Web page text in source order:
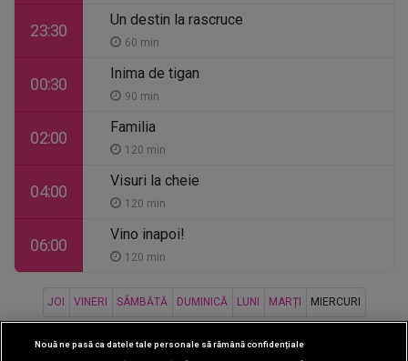
23:30
Un destin la rascruce
60 min
00:30
Inima de tigan
90 min
02:00
Familia
120 min
04:00
Visuri la cheie
120 min
06:00
Vino inapoi!
120 min
JOI VINERI SÂMBĂTĂ DUMINICĂ LUNI MARȚI MIERCURI
Nouă ne pasă ca datele tale personale să rămână confidențiale